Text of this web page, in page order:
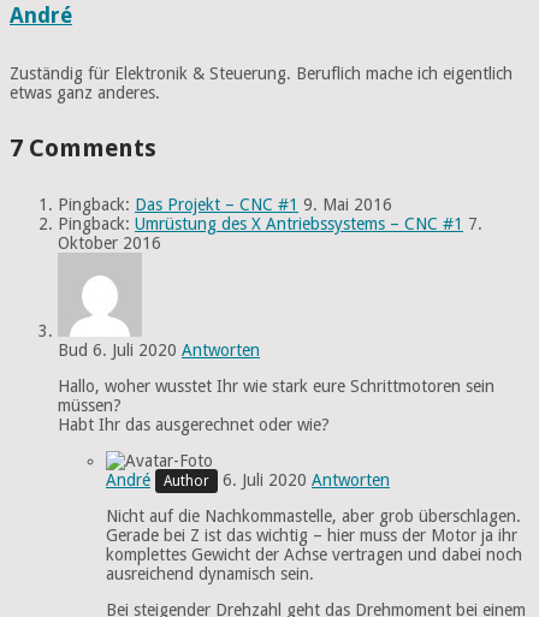
André
Zuständig für Elektronik & Steuerung. Beruflich mache ich eigentlich
etwas ganz anderes.
7 Comments
Pingback: Das Projekt – CNC #1 9. Mai 2016
Pingback: Umrüstung des X Antriebssystems – CNC #1 7.
Oktober 2016
Bud 6. Juli 2020 Antworten
Hallo, woher wusstet Ihr wie stark eure Schrittmotoren sein
müssen?
Habt Ihr das ausgerechnet oder wie?
André 6. Juli 2020 Antworten
Nicht auf die Nachkommastelle, aber grob überschlagen.
Gerade bei Z ist das wichtig – hier muss der Motor ja ihr
komplettes Gewicht der Achse vertragen und dabei noch
ausreichend dynamisch sein.
Bei steigender Drehzahl geht das Drehmoment bei einem